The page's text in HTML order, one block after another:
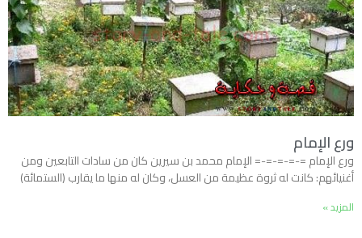
ورع الإمام
ورع الإمام =-=-=-=-= الإمام محمد بن سيرين كان من سادات التابعين ومن
أغنيائهم: كانت له ثروة عظيمة من العسل، وكان له منها ما يقارب (الستمائة)
المزيد »